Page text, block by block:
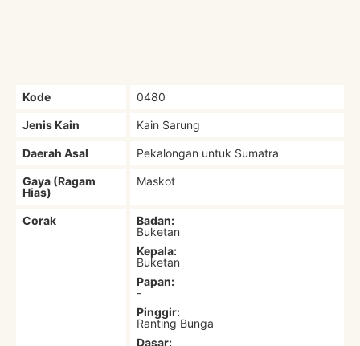
Kode 0480
Jenis Kain Kain Sarung
Daerah Asal Pekalongan untuk Sumatra
Gaya (Ragam
Hias)
Maskot
Corak
Badan:
Buketan
Kepala:
Buketan
Papan:
-
Pinggir:
Ranting Bunga
Dasar: